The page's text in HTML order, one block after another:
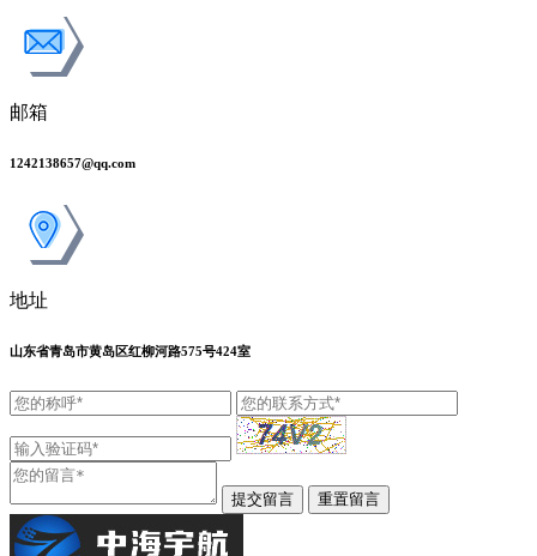
邮箱
1242138657@qq.com
地址
山东省青岛市黄岛区红柳河路575号424室